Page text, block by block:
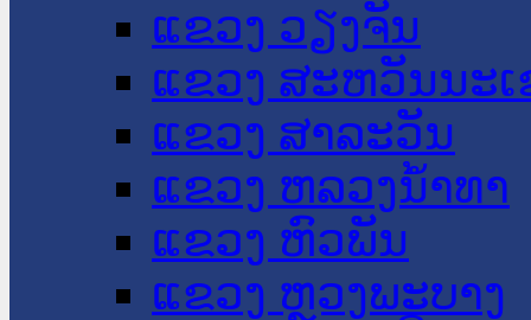
ແຂວງ ວຽງຈັນ
ແຂວງ ສະຫວັນນະ
ແຂວງ ສາລະວັນ
ແຂວງ ຫລວງນໍ້າທາ
ແຂວງ ຫົວພັນ
ແຂວງ ຫຼວງພະບາງ